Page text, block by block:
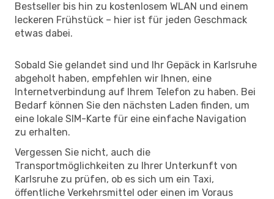
Bestseller bis hin zu kostenlosem WLAN und einem
leckeren Frühstück – hier ist für jeden Geschmack
etwas dabei.
Sobald Sie gelandet sind und Ihr Gepäck in Karlsruhe
abgeholt haben, empfehlen wir Ihnen, eine
Internetverbindung auf Ihrem Telefon zu haben. Bei
Bedarf können Sie den nächsten Laden finden, um
eine lokale SIM-Karte für eine einfache Navigation
zu erhalten.
Vergessen Sie nicht, auch die
Transportmöglichkeiten zu Ihrer Unterkunft von
Karlsruhe zu prüfen, ob es sich um ein Taxi,
öffentliche Verkehrsmittel oder einen im Voraus